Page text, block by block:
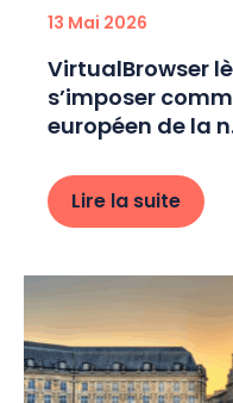
13 Mai 2026
VirtualBrowser
s’imposer
européen de la
Lire la suite